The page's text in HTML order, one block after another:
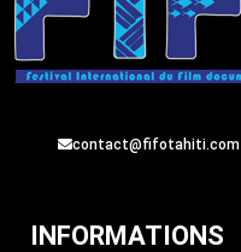
contact@fifotahiti.com
INFORMATIONS